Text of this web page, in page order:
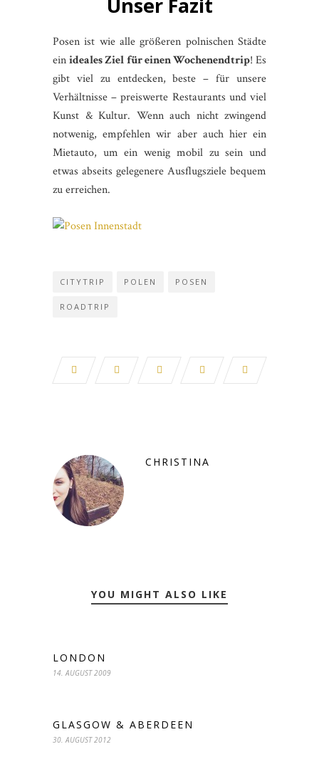
Unser Fazit
Posen ist wie alle größeren polnischen Städte
einideales Ziel für einen Wochenendtrip! Es
gibt viel zu entdecken, beste – für unsere
Verhältnisse – preiswerte Restaurants und viel
Kunst & Kultur. Wenn auch nicht zwingend
notwenig, empfehlen wir aber auch hier ein
Mietauto, um ein wenig mobil zu sein und
etwas abseits gelegenere Ausflugsziele bequem
zu erreichen.
CITYTRIP POLEN POSEN
ROADTRIP
CHRISTINA
YOU MIGHT ALSO LIKE
LONDON
14. AUGUST 2009
GLASGOW & ABERDEEN
30. AUGUST 2012